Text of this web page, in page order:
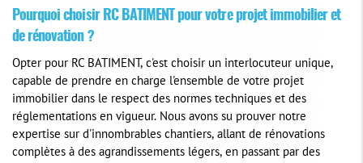
Pourquoi choisir RC BATIMENT pour votre projet immobilier et
de rénovation ?
Opter pour RC BATIMENT, c'est choisir un interlocuteur unique,
capable de prendre en charge l'ensemble de votre projet
immobilier dans le respect des normes techniques et des
réglementations en vigueur. Nous avons su prouver notre
expertise sur d'innombrables chantiers, allant de rénovations
complètes à des agrandissements légers, en passant par des